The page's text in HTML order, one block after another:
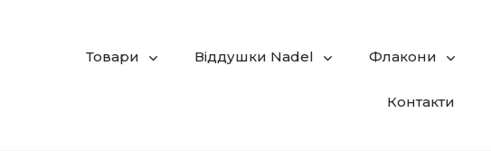
Товари Віддушки Nadel Флакони
Контакти